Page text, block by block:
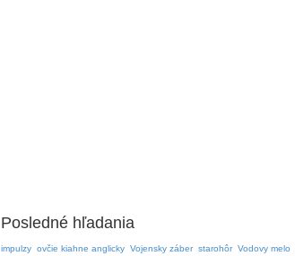
Posledné hľadania
impulzy ovčie kiahne anglicky Vojensky záber starohôr Vodovy melo